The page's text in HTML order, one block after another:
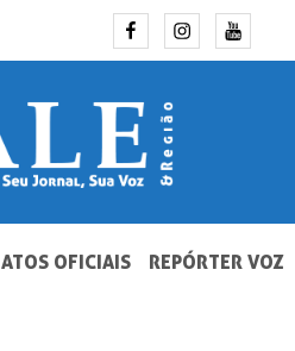
FacebookInstagramYoutube
ATOS OFICIAIS REPÓRTER VOZ